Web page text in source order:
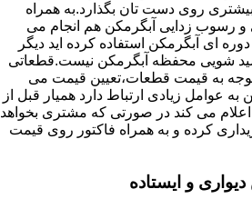
روی دست تان بگذارد.به همراه
و رسوب زدایی آبگرمکن هم انجام می
ای آبگرمکن استفاده کرده اید دیگر
شویی محفظه آبگرمکن نیست.قطعاتی
به قیمت قطعات،تعیین قیمت می
عوامل زیادی ارتباط دارد همیار قبل از
اعلام می کند در صورتی که مشتری بخواهد
کرده و به همراه فاکتور روی قیمت
و ایستاده